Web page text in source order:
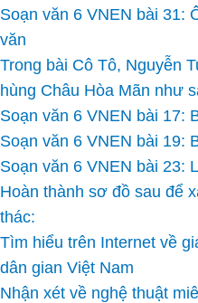
Soạn văn 6 VNEN bài 31:
văn
Trong bài Cô Tô, Nguyễn
hùng Châu Hòa Mãn như
Soạn văn 6 VNEN bài 17:
Soạn văn 6 VNEN bài 19:
Soạn văn 6 VNEN bài 23:
Hoàn thành sơ đồ sau để
thác:
Tìm hiểu trên Internet về
dân gian Việt Nam
Nhận xét về nghệ thuật